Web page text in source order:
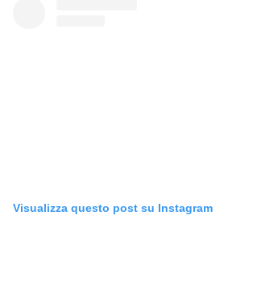
Visualizza questo post su Instagram